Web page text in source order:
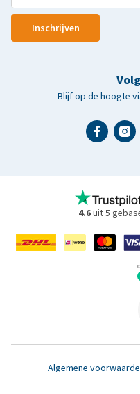
Inschrijven
Blijf op de hoogte
4.6uit 5
Algemene